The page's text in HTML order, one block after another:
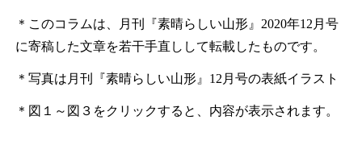
＊このコラムは、月刊『素晴らしい山形』2020年12月号
に寄稿した文章を若干手直しして転載したものです。
＊写真は月刊『素晴らしい山形』12月号の表紙イラスト
＊図１～図３をクリックすると、内容が表示されます。